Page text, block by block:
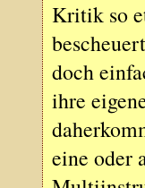
Kritik so
doch
ihre
eine oder